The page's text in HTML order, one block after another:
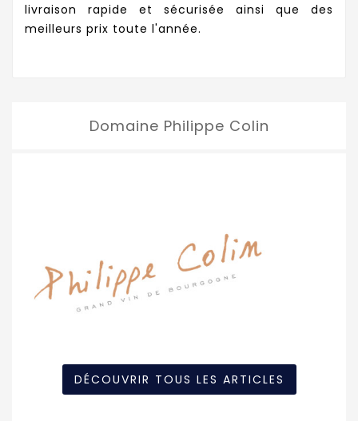
livraison rapide et sécurisée ainsi que des
meilleurs prix toute l'année.
Domaine Philippe Colin
DÉCOUVRIR TOUS LES ARTICLES